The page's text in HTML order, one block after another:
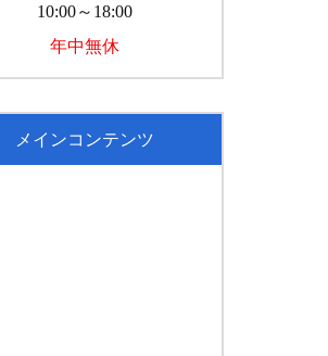
10:00～18:00
年中無休
メインコンテンツ